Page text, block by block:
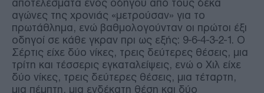
αποτελέσματα ενός οδηγού από τους δέκα
αγώνες της χρονιάς «μετρούσαν» για το
πρωτάθλημα, ενώ βαθμολογούνταν οι πρώτοι έξι
οδηγοί σε κάθε γκραν πρι ως εξής: 9-6-4-3-2-1. Ο
Σέρτις είχε δύο νίκες, τρεις δεύτερες θέσεις, μια
τρίτη και τέσσερις εγκαταλείψεις, ενώ ο Χιλ είχε
δύο νίκες, τρεις δεύτερες θέσεις, μια τέταρτη,
μια πέμπτη, μια ενδέκατη θέση και δύο